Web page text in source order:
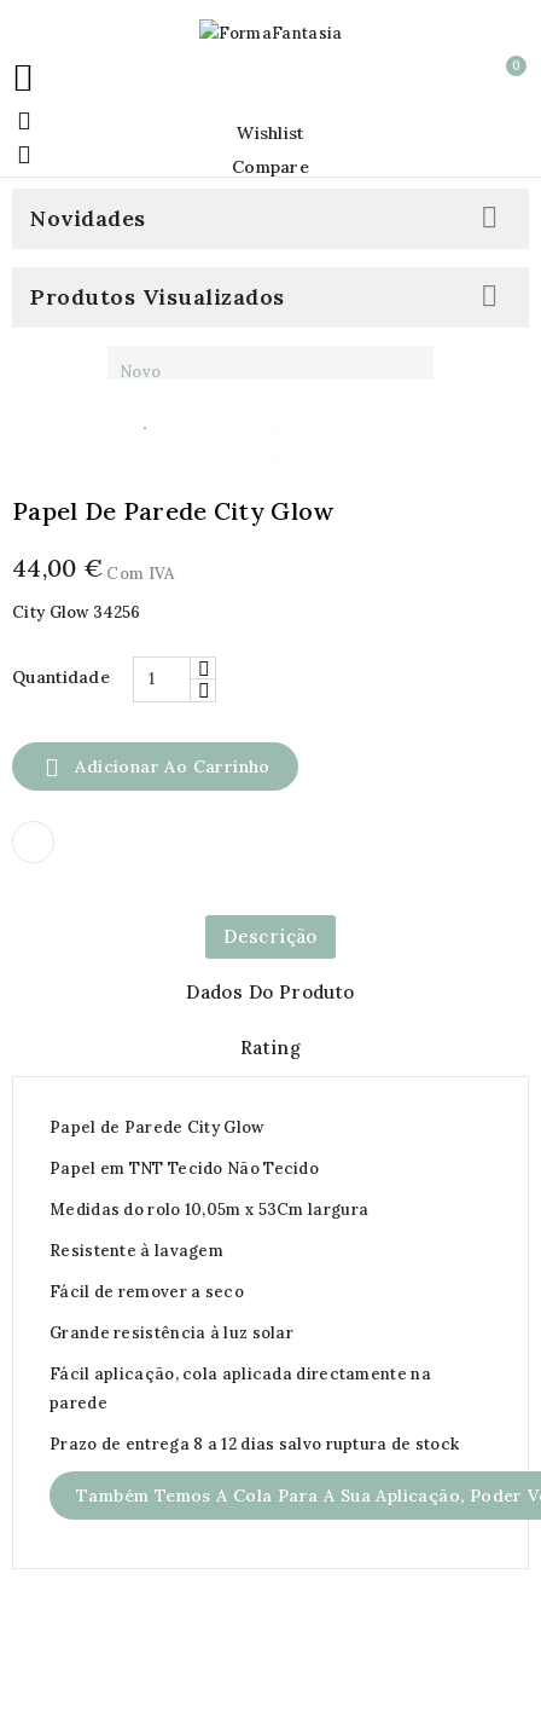
 0
 Wishlist
 Compare
Novidades 
Produtos Visualizados 
Novo
Papel De Parede City Glow
44,00 € Com IVA
City Glow 34256
Quantidade
 Adicionar Ao Carrinho
Descrição
Dados Do Produto
Rating
Papel de Parede City Glow
Papel em TNT Tecido Não Tecido
Medidas do rolo 10,05m x 53Cm largura
Resistente à lavagem
Fácil de remover a seco
Grande resistência à luz solar
Fácil aplicação, cola aplicada directamente na
parede
Prazo de entrega 8 a 12 dias salvo ruptura de stock
Também Temos A Cola Para A Sua Aplicação, Poder